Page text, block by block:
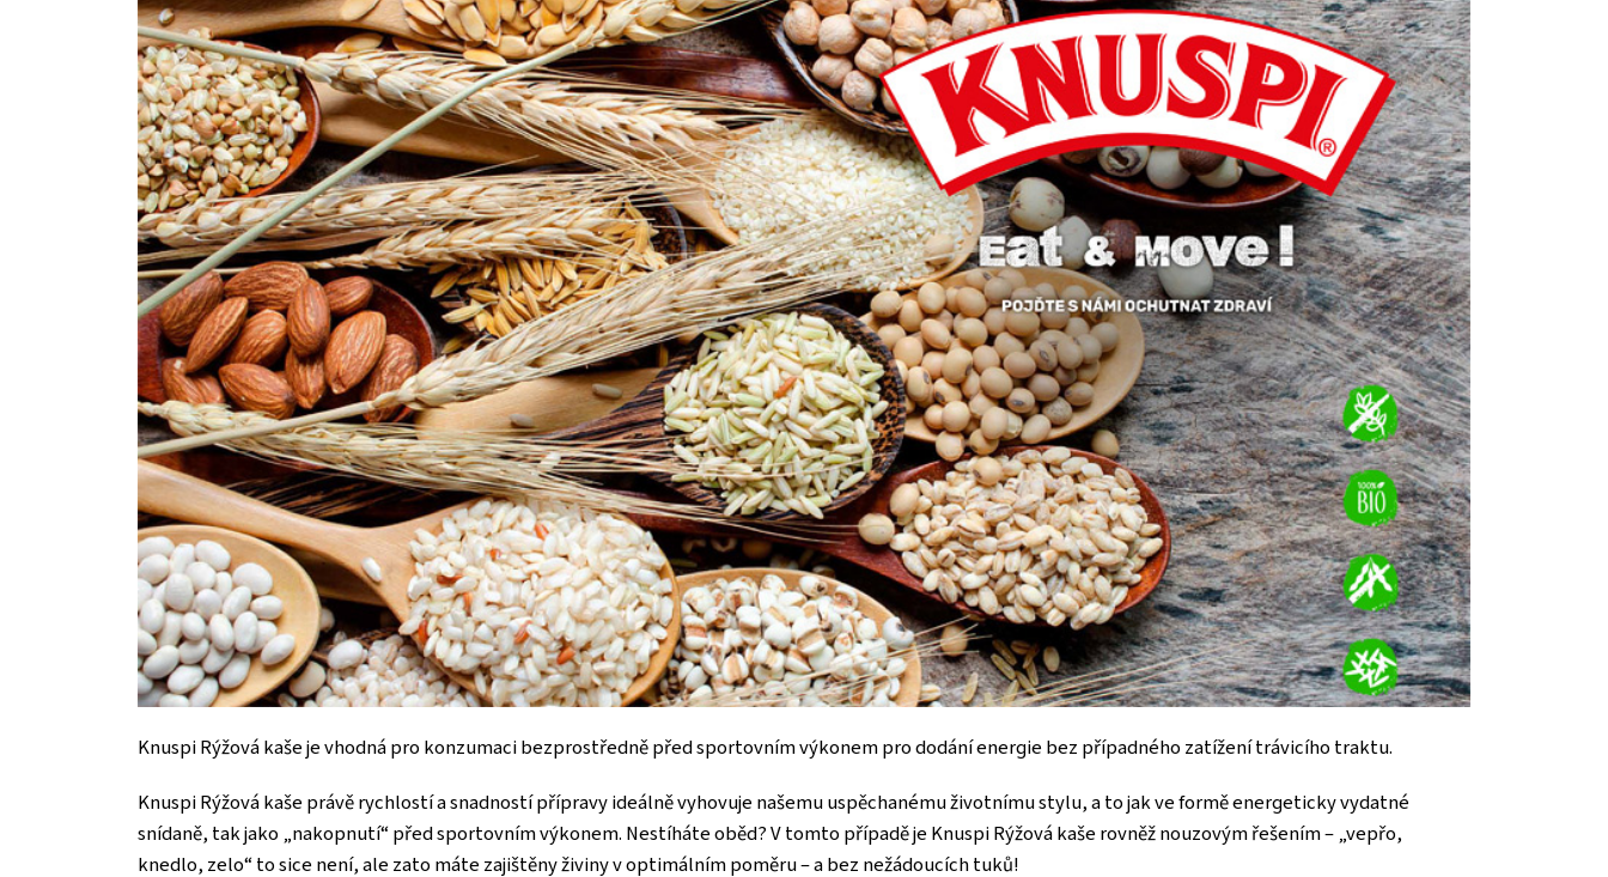
Knuspi Rýžová kaše je vhodná pro konzumaci bezprostředně před sportovním výkonem pro dodání energie bez případného zatížení trávicího traktu.
Knuspi Rýžová kaše právě rychlostí a snadností přípravy ideálně vyhovuje našemu uspěchanému životnímu stylu, a to jak ve formě energeticky vydatné
snídaně, tak jako „nakopnutí“ před sportovním výkonem. Nestíháte oběd? V tomto případě je Knuspi Rýžová kaše rovněž nouzovým řešením – „vepřo,
knedlo, zelo“ to sice není, ale zato máte zajištěny živiny v optimálním poměru – a bez nežádoucích tuků!